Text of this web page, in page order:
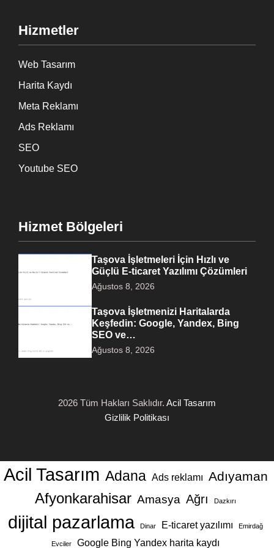
Hizmetler
Web Tasarım
Harita Kaydı
Meta Reklamı
Ads Reklamı
SEO
Youtube SEO
Hizmet Bölgeleri
Taşova İşletmeleri İçin Hızlı ve
Güçlü E-ticaret Yazılımı Çözümleri
Ağustos 8, 2026
Taşova İşletmenizi Haritalarda
Keşfedin: Google, Yandex, Bing
SEO ve…
Ağustos 8, 2026
2026 Tüm Hakları Saklıdır. Acil Tasarım
Gizlilik Politikası
Acil Tasarım Adana Ads reklamı Adıyaman
Afyonkarahisar Amasya Ağrı Dazkırı
dijital pazarlama Dinar E-ticaret yazılımı Emirdağ
Evciler Google Bing Yandex harita kaydı